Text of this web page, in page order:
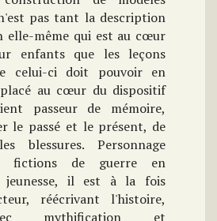
pas tant la description
elle-même qui est au cœur
enfants que les leçons
celui-ci doit pouvoir en
au cœur du dispositif
passeur de mémoire,
le passé et le présent, de
blessures. Personnage
fictions de guerre en
jeunesse, il est à la fois
réécrivant l'histoire,
mythification et